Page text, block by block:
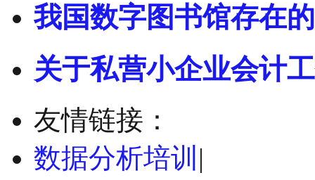
我国数字图书馆存在
关于私营小企业会计
友情链接：
数据分析培训 |